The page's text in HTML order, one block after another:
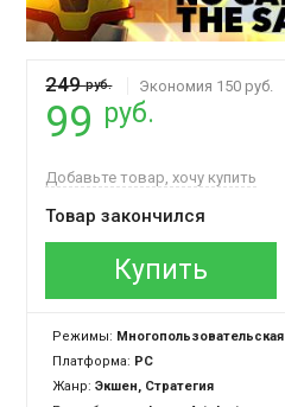
249руб. Экономия 150 руб.
99 руб.
Добавьте товар, хочу купить
Товар закончился
Купить
Режимы: Многопользовательская
Платформа: PC
Жанр:Экшен, Стратегия